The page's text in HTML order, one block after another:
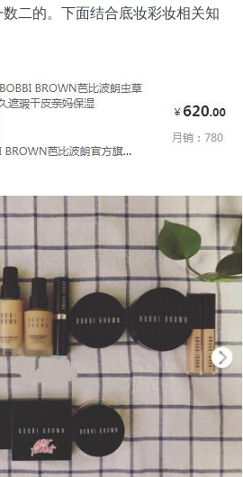
二的。下面结合底妆彩妆相关知